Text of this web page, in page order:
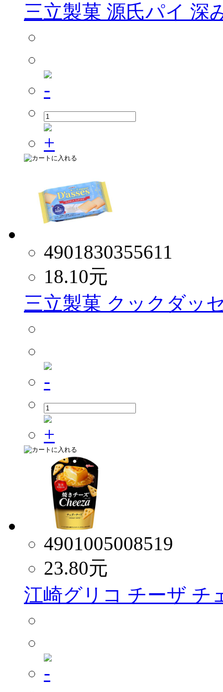
三立製菓 源氏パイ 深
4901830355611
18.10元
三立製菓 クックダッ
4901005008519
23.80元
江崎グリコ チーザ チ